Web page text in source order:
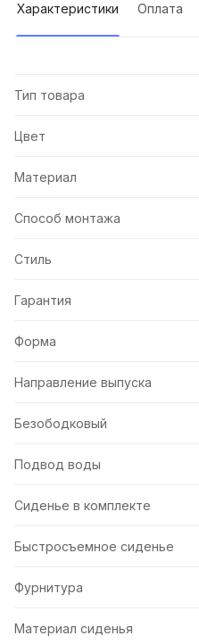
Характеристики Оплата
Тип товара
Цвет
Материал
Способ монтажа
Стиль
Гарантия
Форма
Направление выпуска
Безободковый
Подвод воды
Сиденье в комплекте
Быстросъемное сиденье
Фурнитура
Материал сиденья